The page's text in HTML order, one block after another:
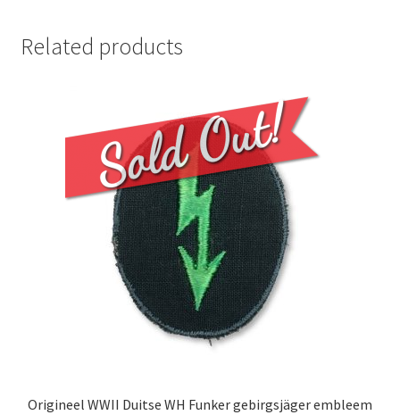
Related products
Origineel WWII Duitse WH Funker gebirgsjäger embleem